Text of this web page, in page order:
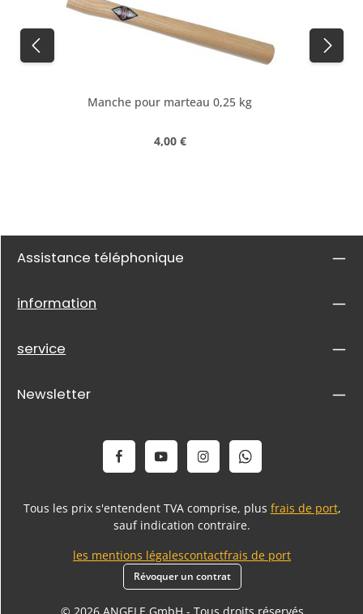
Manche pour marteau 0,25 kg
Prix régulier :
4,00 €
Assistance téléphonique
information
service
Newsletter
Tous les prix s'entendent TVA comprise, plus frais de port,
sauf indication contraire.
les mentions légalescontactfrais de port
Révoquer un contrat